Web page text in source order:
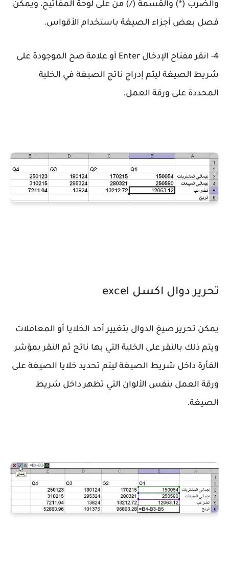
والضرب (*) والقسمة (/) من على لوحة المفاتيح، ويمكن
فصل بعض أجزاء الصيغة باستخدام الأقواس.
4- انقر مفتاح الإدخال Enter أو علامة صح الموجودة على
شريط الصيغة ليتم إدراج ناتج الصيغة في الخلية
المحددة على ورقة العمل.
تحرير دوال اكسل excel
يمكن تحرير صيغ الدوال بتغيير أحد الخلايا أو المعاملات
ويتم ذلك بالنقر على الخلية التي بها ناتج ثم النقر بمؤشر
الفأرة داخل شريط الصيغة ليتم تحديد خلايا الصيغة على
ورقة العمل بنفس الألوان التي تظهر داخل شريط
الصيغة.